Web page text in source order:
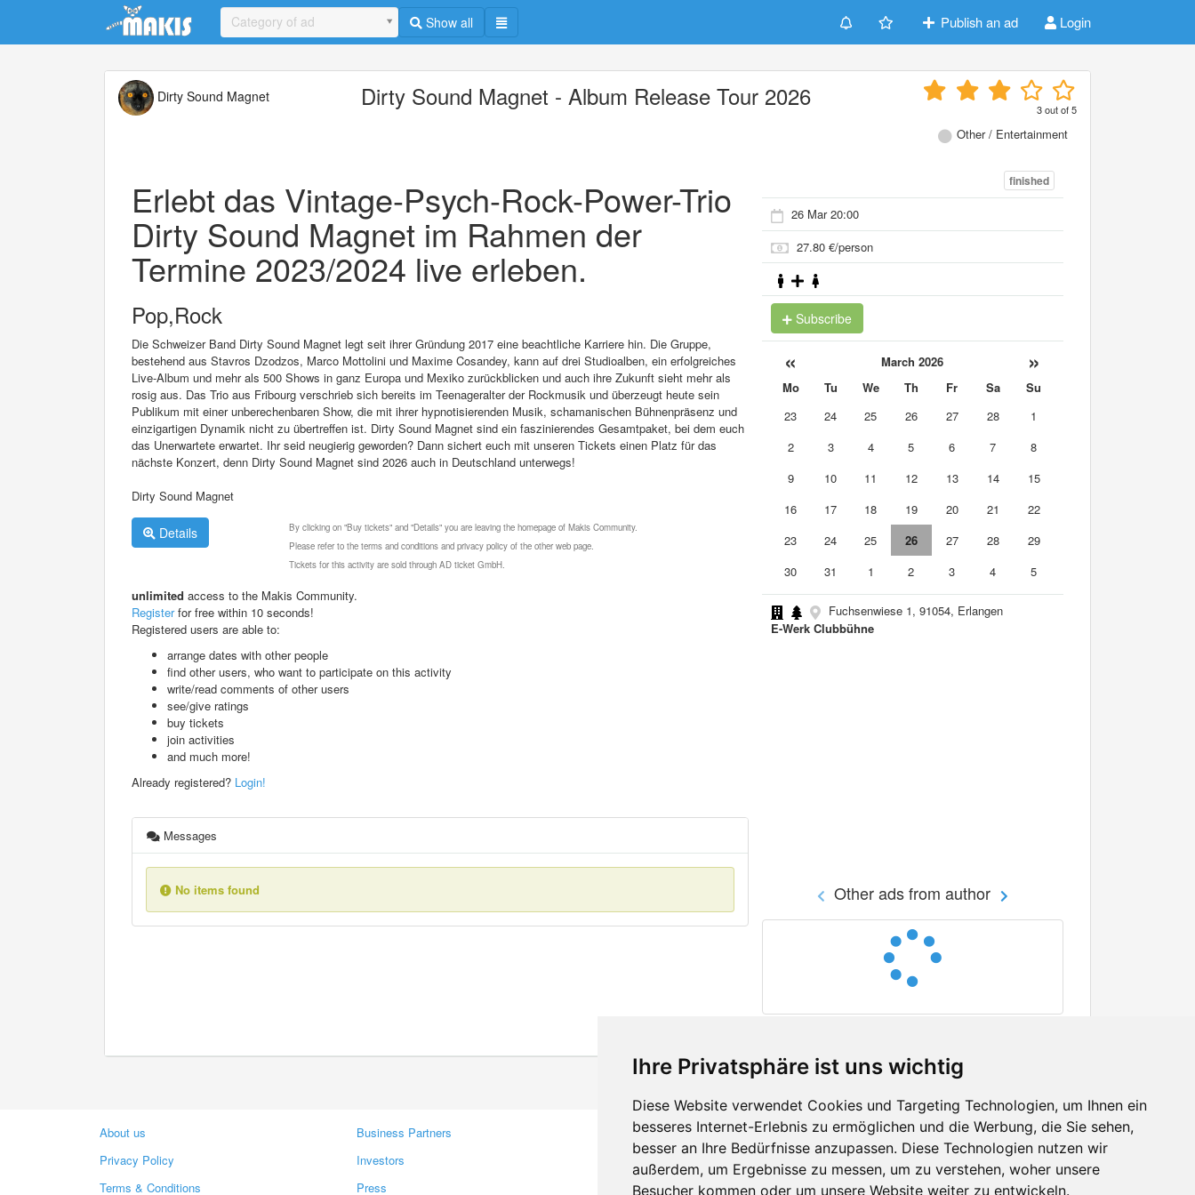
Ihre Privatsphäre ist uns wichtig
Diese Website verwendet Cookies und Targeting Technologien, um Ihnen ein
besseres Internet-Erlebnis zu ermöglichen und die Werbung, die Sie sehen,
besser an Ihre Bedürfnisse anzupassen. Diese Technologien nutzen wir
außerdem, um Ergebnisse zu messen, um zu verstehen, woher unsere
Besucher kommen oder um unsere Website weiter zu entwickeln.
Update cookies preferences
Category of ad Show all Publish an ad Login
Dirty Sound Magnet Dirty Sound Magnet - Album Release Tour 2026 3out of5
Other / Entertainment
Erlebt das Vintage-Psych-Rock-Power-Trio
Dirty Sound Magnet im Rahmen der
Termine 2023/2024 live erleben.
Pop,Rock
Die Schweizer Band Dirty Sound Magnet legt seit ihrer Gründung 2017 eine beachtliche Karriere hin. Die Gruppe,
bestehend aus Stavros Dzodzos, Marco Mottolini und Maxime Cosandey, kann auf drei Studioalben, ein erfolgreiches
Live-Album und mehr als 500 Shows in ganz Europa und Mexiko zurückblicken und auch ihre Zukunft sieht mehr als
rosig aus. Das Trio aus Fribourg verschrieb sich bereits im Teenageralter der Rockmusik und überzeugt heute sein
Publikum mit einer unberechenbaren Show, die mit ihrer hypnotisierenden Musik, schamanischen Bühnenpräsenz und
einzigartigen Dynamik nicht zu übertreffen ist. Dirty Sound Magnet sind ein faszinierendes Gesamtpaket, bei dem euch
das Unerwartete erwartet. Ihr seid neugierig geworden? Dann sichert euch mit unseren Tickets einen Platz für das
nächste Konzert, denn Dirty Sound Magnet sind 2026 auch in Deutschland unterwegs!
Dirty Sound Magnet
Details
By clicking on "Buy tickets" and "Details" you are leaving the homepage of Makis Community.
Please refer to the terms and conditions and privacy policy of the other web page.
Tickets for this activity are sold through AD ticket GmbH.
unlimited access to the Makis Community.
Registerfor free within 10 seconds!
Registered users are able to:
arrange dates with other people
find other users, who want to participate on this activity
write/read comments of other users
see/give ratings
buy tickets
join activities
and much more!
Already registered? Login!
Messages
No items found
finished
26 Mar 20:00
27.80 €/person
Subscribe
« March 2026 »
Mo Tu We Th Fr Sa
Su
23
24 25 26 27 28
1
2
3 4 5 6 7
8
9
10 11 12 13 14
15
16
17 18 19 20 21
22
23
24 25 26 27 28
29
30
31 1 2 3 4 5
Fuchsenwiese 1, 91054, Erlangen
E-Werk Clubbühne
Other ads from author
About us
Privacy Policy
Terms & Conditions
Business Partners
Investors
Press
Contacts
Feedback
Report A Bug
Facebook
Twitter
YouTube